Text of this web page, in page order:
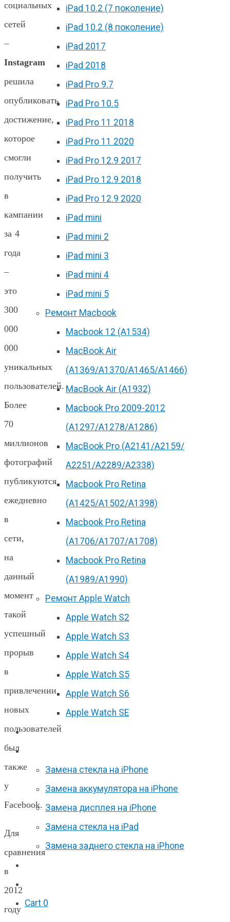
iPad 10.2 (7 поколение)
iPad 10.2 (8 поколение)
iPad 2017
iPad 2018
iPad Pro 9.7
iPad Pro 10.5
iPad Pro 11 2018
iPad Pro 11 2020
iPad Pro 12.9 2017
iPad Pro 12.9 2018
iPad Pro 12.9 2020
iPad mini
iPad mini 2
iPad mini 3
iPad mini 4
iPad mini 5
Ремонт Macbook
Macbook 12 (А1534)
MacBook Air
(A1369/A1370/A1465/A1466)
MacBook Air (A1932)
Macbook Pro 2009-2012
(A1297/A1278/A1286)
MacBook Pro (А2141/А2159/
А2251/A2289/A2338)
Macbook Pro Retina
(А1425/A1502/A1398)
Macbook Pro Retina
(А1706/A1707/A1708)
Macbook Pro Retina
(А1989/A1990)
Ремонт Apple Watch
Apple Watch S2
Apple Watch S3
Apple Watch S4
Apple Watch S5
Apple Watch S6
Apple Watch SE
Отзывы
Замена стекла на iPhone
Замена аккумулятора на iPhone
Замена дисплея на iPhone
Замена стекла на iPad
Замена заднего стекла на iPhone
Cart 0
социальных
сетей
–
Instagram
решила
опубликовать
достижение,
которое
смогли
получить
в
кампании
за 4
года
–
это
300
000
000
уникальных
пользователей.
Более
70
миллионов
фотографий
публикуются
ежедневно
в
сети,
на
данный
момент
такой
успешный
прорыв
в
привлечении
новых
пользователей
был
также
у
Facebook.
Для
сравнения
в
2012
году